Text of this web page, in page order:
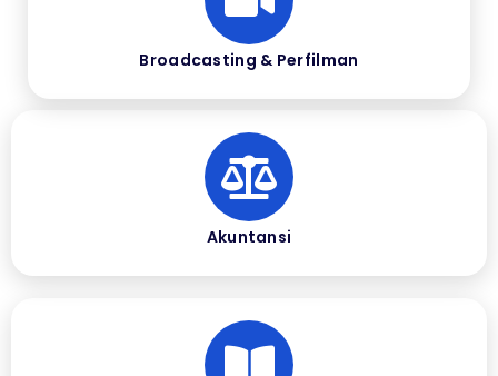
Broadcasting & Perfilman
Akuntansi